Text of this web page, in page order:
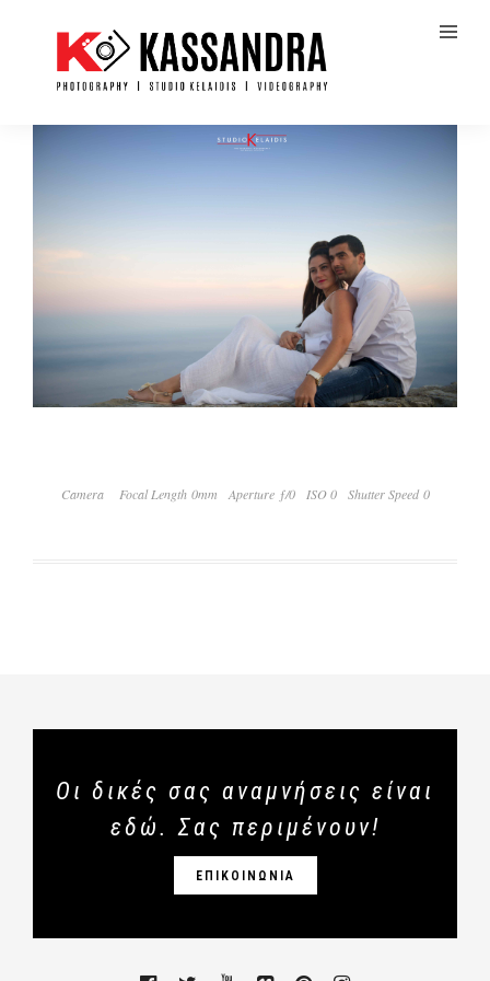
Camera Focal Length 0mm Aperture ƒ/0 ISO 0 Shutter Speed 0
Οι δικές σας αναμνήσεις είναι
εδώ. Σας περιμένουν!
ΕΠΙΚΟΙΝΩΝΙΑ